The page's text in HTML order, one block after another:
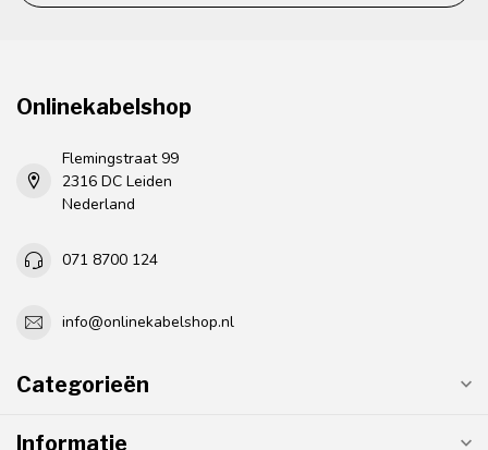
Onlinekabelshop
Flemingstraat 99
2316 DC Leiden
Nederland
071 8700 124
info@onlinekabelshop.nl
Categorieën
Informatie